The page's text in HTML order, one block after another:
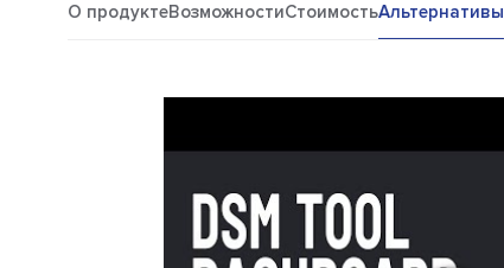
О продуктеВозможностиСтоимостьАльтернативы